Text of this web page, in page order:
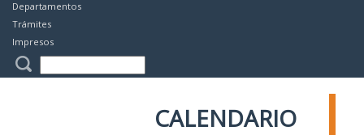
Departamentos
Trámites
Impresos
CALENDARIO